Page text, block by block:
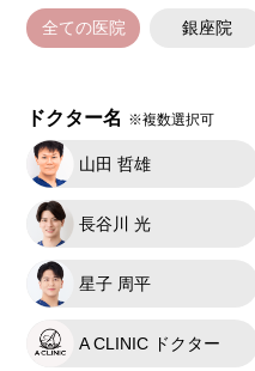
全ての医院 銀座院
ドクター名 ※複数選択可
山田 哲雄
長谷川 光
星子 周平
A CLINIC ドクター